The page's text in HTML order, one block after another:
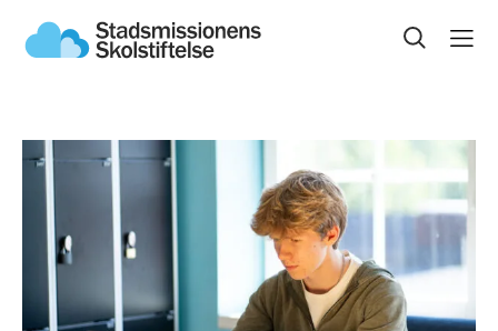
Om Skolstiftelsen
Jobba hos oss
Kontakta Skolstiftelsen